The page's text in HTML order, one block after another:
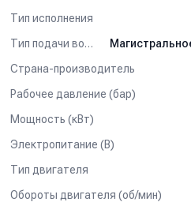
Тип исполнения
Тип подачи воды
Страна-производитель
Рабочее давление (бар)
Мощность (кВт)
Электропитание (В)
Тип двигателя
Обороты двигателя (об/мин)